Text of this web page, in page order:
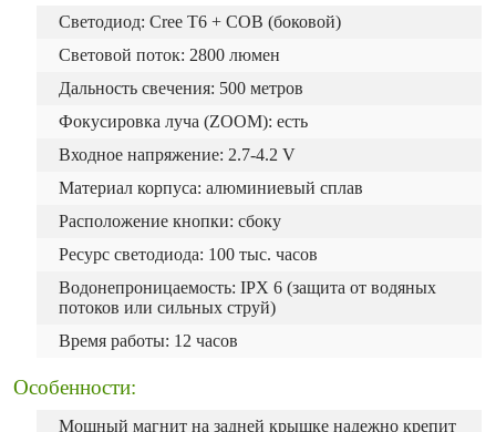
Cветодиод: Cree T6 + COB (боковой)
Световой поток: 2800 люмен
Дальность свечения: 500 метров
Фокусировка луча (ZOOM): есть
Входное напряжение: 2.7-4.2 V
Материал корпуса: алюминиевый сплав
Расположение кнопки: сбоку
Ресурс светодиода: 100 тыс. часов
Водонепроницаемость: IPX 6 (защита от водяных
потоков или сильных струй)
Время работы: 12 часов
Особенности:
Мощный магнит на задней крышке надежно крепит